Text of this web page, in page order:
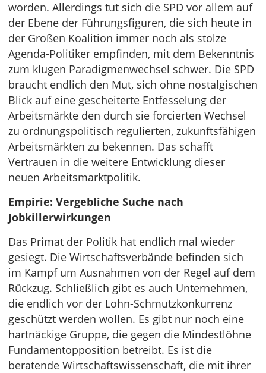
worden. Allerdings tut sich die SPD vor allem auf
der Ebene der Führungsfiguren, die sich heute in
der Großen Koalition immer noch als stolze
Agenda-Politiker empfinden, mit dem Bekenntnis
zum klugen Paradigmenwechsel schwer. Die SPD
braucht endlich den Mut, sich ohne nostalgischen
Blick auf eine gescheiterte Entfesselung der
Arbeitsmärkte den durch sie forcierten Wechsel
zu ordnungspolitisch regulierten, zukunftsfähigen
Arbeitsmärkten zu bekennen. Das schafft
Vertrauen in die weitere Entwicklung dieser
neuen Arbeitsmarktpolitik.
Empirie: Vergebliche Suche nach
Jobkillerwirkungen
Das Primat der Politik hat endlich mal wieder
gesiegt. Die Wirtschaftsverbände befinden sich
im Kampf um Ausnahmen von der Regel auf dem
Rückzug. Schließlich gibt es auch Unternehmen,
die endlich vor der Lohn-Schmutzkonkurrenz
geschützt werden wollen. Es gibt nur noch eine
hartnäckige Gruppe, die gegen die Mindestlöhne
Fundamentopposition betreibt. Es ist die
beratende Wirtschaftswissenschaft, die mit ihrer